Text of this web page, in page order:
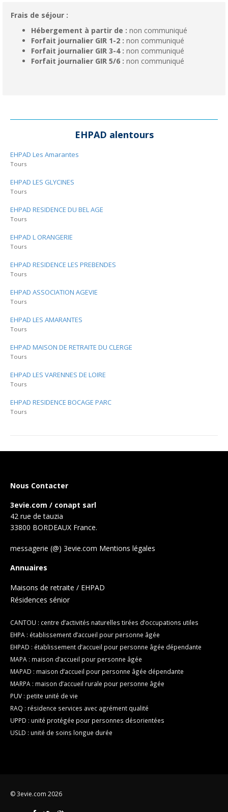
Frais de séjour :
Hébergement à partir de : non communiqué
Forfait journalier GIR 1-2 : non communiqué
Forfait journalier GIR 3-4 : non communiqué
Forfait journalier GIR 5/6 : non communiqué
EHPAD alentours
EHPAD Les Amarantes
Tours
EHPAD LES GLYCINES
Tours
EHPAD RESIDENCE DU BEL AGE
Tours
EHPAD L ORANGERIE
Tours
EHPAD RESIDENCE LES PREBENDES
Tours
EHPAD ASSOCIATION AGEVIE
Tours
EHPAD LES AMARANTES
Tours
EHPAD MAISON DE RETRAITE DU CLERGE
Tours
EHPAD LES VARENNES DE LOIRE
Tours
EHPAD RESIDENCE BOCAGE PARC
Tours
Nous Contacter
3evie.com / conapt sarl
42 rue de tauzia
33800 BORDEAUX France.
messagerie (@) 3evie.com Mentions légales
Annuaires
Maisons de retraite / EHPAD
Résidences sénior
CANTOU : centre d’activités naturelles tirées d’occupations utiles
EHPA : établissement d’accueil pour personne âgée
EHPAD : établissement d’accueil pour personne âgée dépendante
MAPA : maison d’accueil pour personne âgée
MAPAD : maison d’accueil pour personne âgée dépendante
MARPA : maison d’accueil rurale pour personne âgée
PUV : petite unité de vie
RAQ : résidence services avec agrément qualité
UPPD : unité protégée pour personnes désorientées
USLD : unité de soins longue durée
© 3evie.com 2026